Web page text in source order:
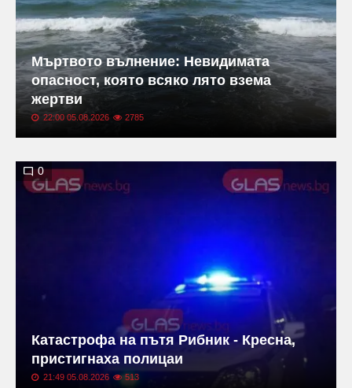
Мъртвото вълнение: Невидимата
опасност, която всяко лято взема
жертви
22:00 05.08.2026 2785
0
Катастрофа на пътя Рибник - Кресна,
пристигнаха полицаи
21:49 05.08.2026 513